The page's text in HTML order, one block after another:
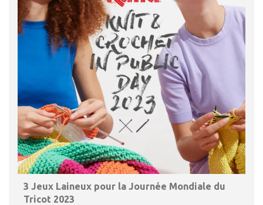
3 Jeux Laineux pour la Journée Mondiale du
Tricot 2023